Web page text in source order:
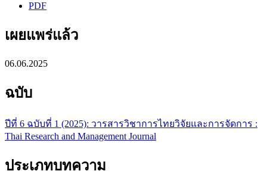
PDF
เผยแพร่แล้ว
06.06.2025
ฉบับ
ปีที่ 6 ฉบับที่ 1 (2025): วารสารวิชาการไทยวิจัยและการจัดการ :
Thai Research and Management Journal
ประเภทบทความ